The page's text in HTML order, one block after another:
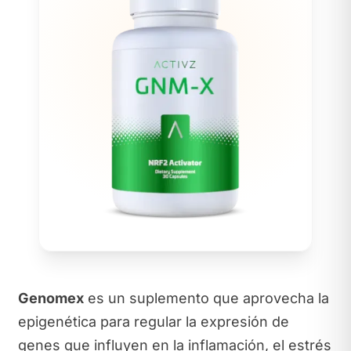
Genomexes un suplemento que aprovecha la
epigenética para regular la expresión de
genes que influyen en la inflamación, el estrés